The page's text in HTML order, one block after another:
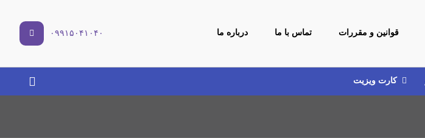
قوانین و مقررات تماس با ما درباره ما ۰۹۹۱۵۰۴۱۰۴۰
کارت ویزیت